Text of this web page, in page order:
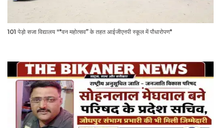
101 पेड़ो सजा विद्यालय "*वन महोत्सव” के तहत आईजीएनपी स्कूल में पौधारोपण*